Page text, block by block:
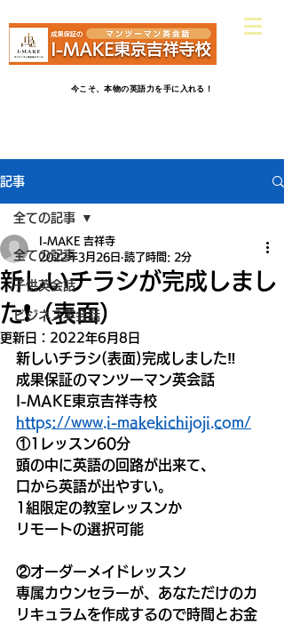
今こそ、本物の英語力を手に入れる！
記事
全ての記事
子供英会話
ビジネス英会話
全ての記事
新しいチラシが完成しまし
た❗️（表面）
I-MAKE 吉祥寺
2022年3月26日 読了時間: 2分
更新日： 2022年6月8日
新しいチラシ(表面)完成しました‼️
成果保証のマンツーマン英会話
I-MAKE東京吉祥寺校
https://www.i-makekichijoji.com/
①1レッスン60分
頭の中に英語の回路が出来て、
口から英語が出やすい。
1組限定の教室レッスンか
リモートの選択可能
②オーダーメイドレッスン
専属カウンセラーが、あなただけのカ
リキュラムを作成するので時間とお金